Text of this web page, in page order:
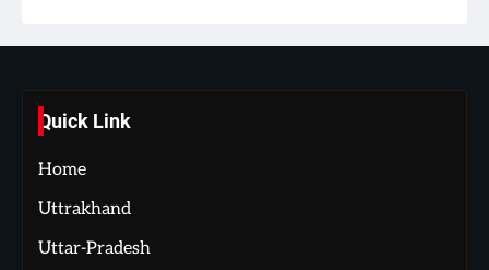
Quick Link
Home
Uttrakhand
Uttar-Pradesh